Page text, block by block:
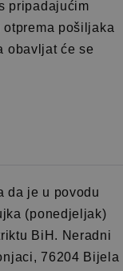
pripadajućim
pošiljaka
obavljat će se
da je u povodu
(ponedjeljak)
BiH. Neradni
76204 Bijela